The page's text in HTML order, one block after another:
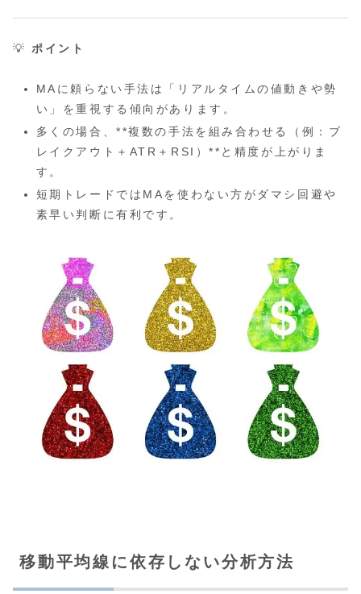
💡 ポイント
MAに頼らない手法は「リアルタイムの値動きや勢
い」を重視する傾向があります。
多くの場合、**複数の手法を組み合わせる（例：ブ
レイクアウト＋ATR＋RSI）**と精度が上がりま
す。
短期トレードではMAを使わない方がダマシ回避や
素早い判断に有利です。
移動平均線に依存しない分析方法